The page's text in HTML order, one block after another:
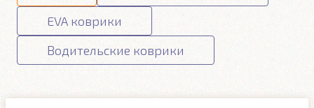
EVA коврики
Водительские коврики